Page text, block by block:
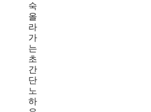
숙
올
라
가
는
초
간
단
노
하